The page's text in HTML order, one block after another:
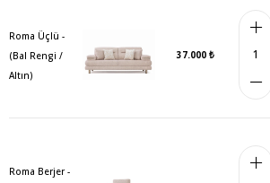
Roma Üçlü -
(Bal Rengi /
Altın)
37.000 ₺
Roma Berjer -